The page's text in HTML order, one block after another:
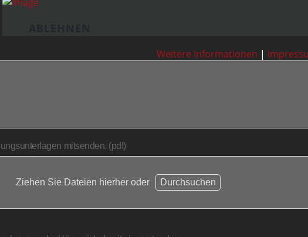
mitsenden. (pdf)
Ziehen Sie Dateien hierher oder Durchsuchen
Weitere Informationen |